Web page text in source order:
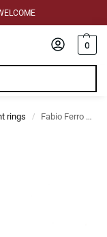
0
rings / Fabio Ferro White Gold Engagement Ring with 0.70 Carat Diamond